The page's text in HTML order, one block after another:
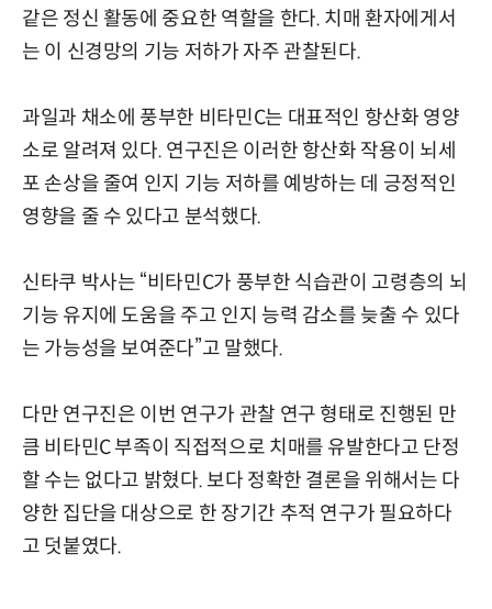
같은 정신 활동에 중요한 역할을 한다. 치매 환자에게서
는 이 신경망의 기능 저하가 자주 관찰된다.
과일과 채소에 풍부한 비타민C는 대표적인 항산화 영양
소로 알려져 있다. 연구진은 이러한 항산화 작용이 뇌세
포 손상을 줄여 인지 기능 저하를 예방하는 데 긍정적인
영향을 줄 수 있다고 분석했다.
신타쿠 박사는 “비타민C가 풍부한 식습관이 고령층의 뇌
기능 유지에 도움을 주고 인지 능력 감소를 늦출 수 있다
는 가능성을 보여준다”고 말했다.
다만 연구진은 이번 연구가 관찰 연구 형태로 진행된 만
큼 비타민C 부족이 직접적으로 치매를 유발한다고 단정
할 수는 없다고 밝혔다. 보다 정확한 결론을 위해서는 다
양한 집단을 대상으로 한 장기간 추적 연구가 필요하다
고 덧붙였다.